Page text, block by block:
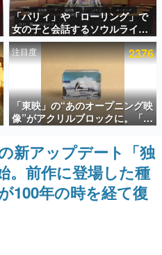
！ ページビュー数万以上！ などな
れた、電ファミ渾身の“殿堂入り”記
ーの方々に製作時のエピソードをお
企画（ゲーム）とは何か？を探ってい
「パリィ」や「ローリング」で
女の子と会話するソウルライク
恋愛ゲーム『小早川さんはソウ
ルライク』無料公開。返事に失
敗すると「YOU DIED」
注目度 2376
「東映」の“あのオープニング映
像”がアクリルブロックに。「東
映ヒストリカル グッズコレクシ
ョン」が8月下旬より発売
新アップデート「独
。前作に登場した種
100年の時を経て復